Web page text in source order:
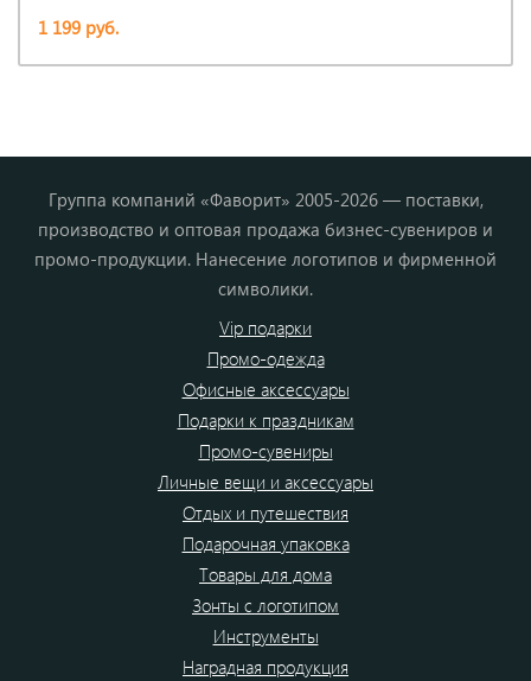
1 199 руб.
Группа компаний «Фаворит» 2005-2026 — поставки,
производство и оптовая продажа бизнес-сувениров и
промо-продукции. Нанесение логотипов и фирменной
символики.
Vip подарки
Промо-одежда
Офисные аксессуары
Подарки к праздникам
Промо-сувениры
Личные вещи и аксессуары
Отдых и путешествия
Подарочная упаковка
Товары для дома
Зонты с логотипом
Инструменты
Наградная продукция